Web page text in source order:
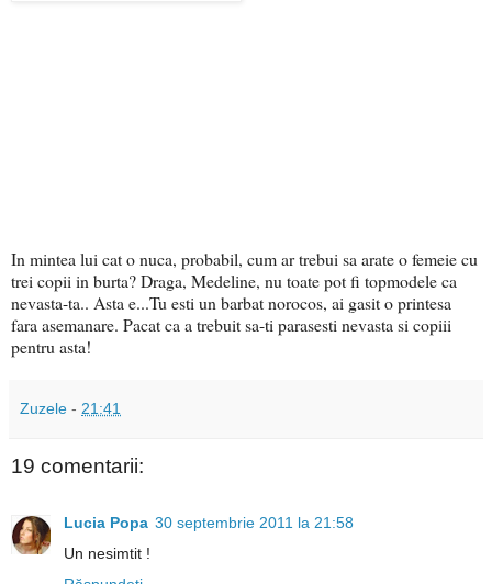
In mintea lui cat o nuca, probabil, cum ar trebui sa arate o femeie cu
trei copii in burta? Draga, Medeline, nu toate pot fi topmodele ca
nevasta-ta.. Asta e...Tu esti un barbat norocos, ai gasit o printesa
fara asemanare. Pacat ca a trebuit sa-ti parasesti nevasta si copiii
pentru asta!
Zuzele - 21:41
19 comentarii:
Lucia Popa 30 septembrie 2011 la 21:58
Un nesimtit !